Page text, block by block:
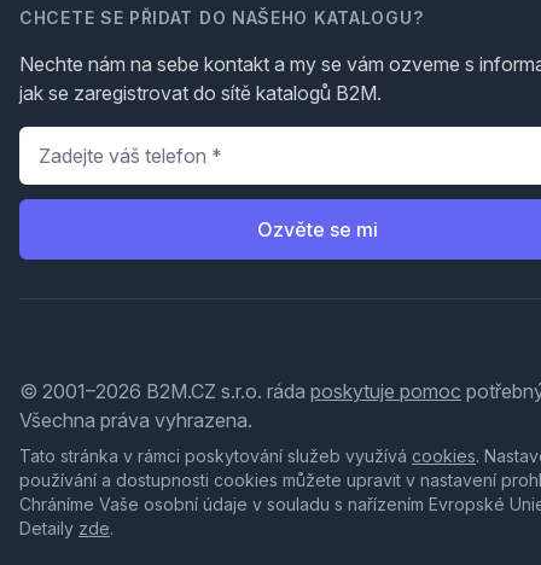
CHCETE SE PŘIDAT DO NAŠEHO KATALOGU?
Nechte nám na sebe kontakt a my se vám ozveme s
jak se zaregistrovat do sítě katalogů B2M.
Telefon
Ozvěte se mi
© 2001–2026 B2M.CZ s.r.o. ráda poskytuje pomoc
Všechna práva vyhrazena.
Tato stránka v rámci poskytování služeb využívá cookies.
používání a dostupnosti cookies můžete upravit v nastavení
Chráníme Vaše osobní údaje v souladu s nařízením Evropské
Detaily zde.